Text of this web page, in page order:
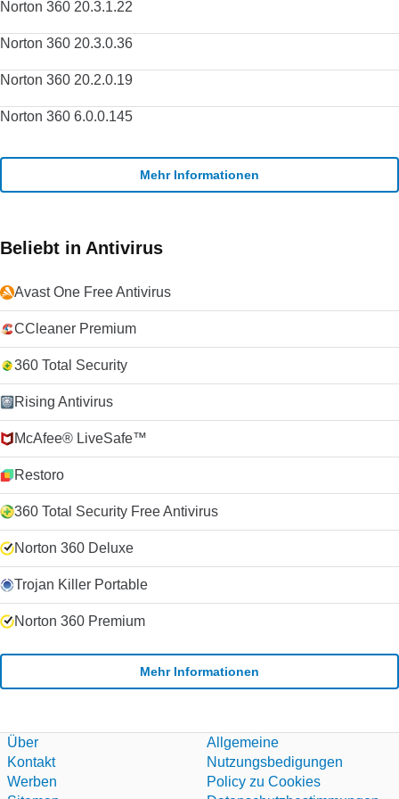
Norton 360 20.3.1.22
Norton 360 20.3.0.36
Norton 360 20.2.0.19
Norton 360 6.0.0.145
Mehr Informationen
Beliebt in Antivirus
Avast One Free Antivirus
CCleaner Premium
360 Total Security
Rising Antivirus
McAfee® LiveSafe™
Restoro
360 Total Security Free Antivirus
Norton 360 Deluxe
Trojan Killer Portable
Norton 360 Premium
Mehr Informationen
Über
Kontakt
Werben
Allgemeine
Nutzungsbedigungen
Policy zu Cookies